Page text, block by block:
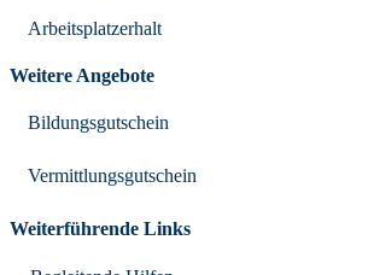
Arbeitsplatzerhalt
Weitere Angebote
Bildungsgutschein
Vermittlungsgutschein
Weiterführende Links